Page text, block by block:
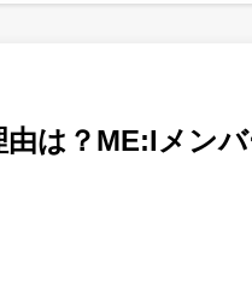
は？ME:Iメン